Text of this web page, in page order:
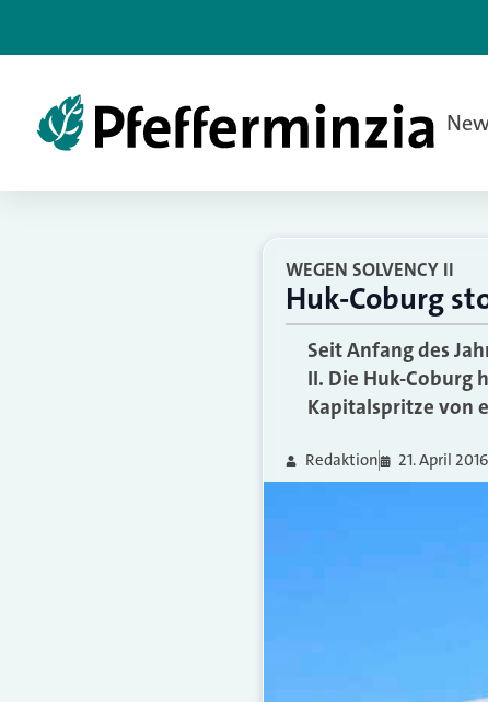
WEGEN SOLVENCY II
Huk-Coburg
Seit Anfang des
II. Die Huk-Coburg
Kapitalspritze von
Redaktion 21. April 2016